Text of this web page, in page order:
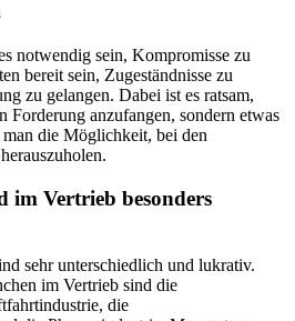
notwendig sein, Kompromisse zu
bereit sein, Zugeständnisse zu
zu gelangen. Dabei ist es ratsam,
Forderung anzufangen, sondern etwas
man die Möglichkeit, bei den
im Vertrieb besonders
sehr unterschiedlich und lukrativ.
im Vertrieb sind die
die